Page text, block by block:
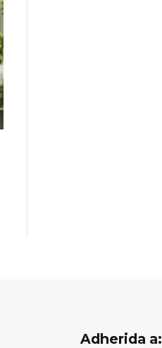
Adherida a: